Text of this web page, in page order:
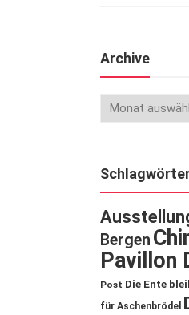
Archive
Bergen
Pavillon
Post Die Ente
für Aschenbrödel